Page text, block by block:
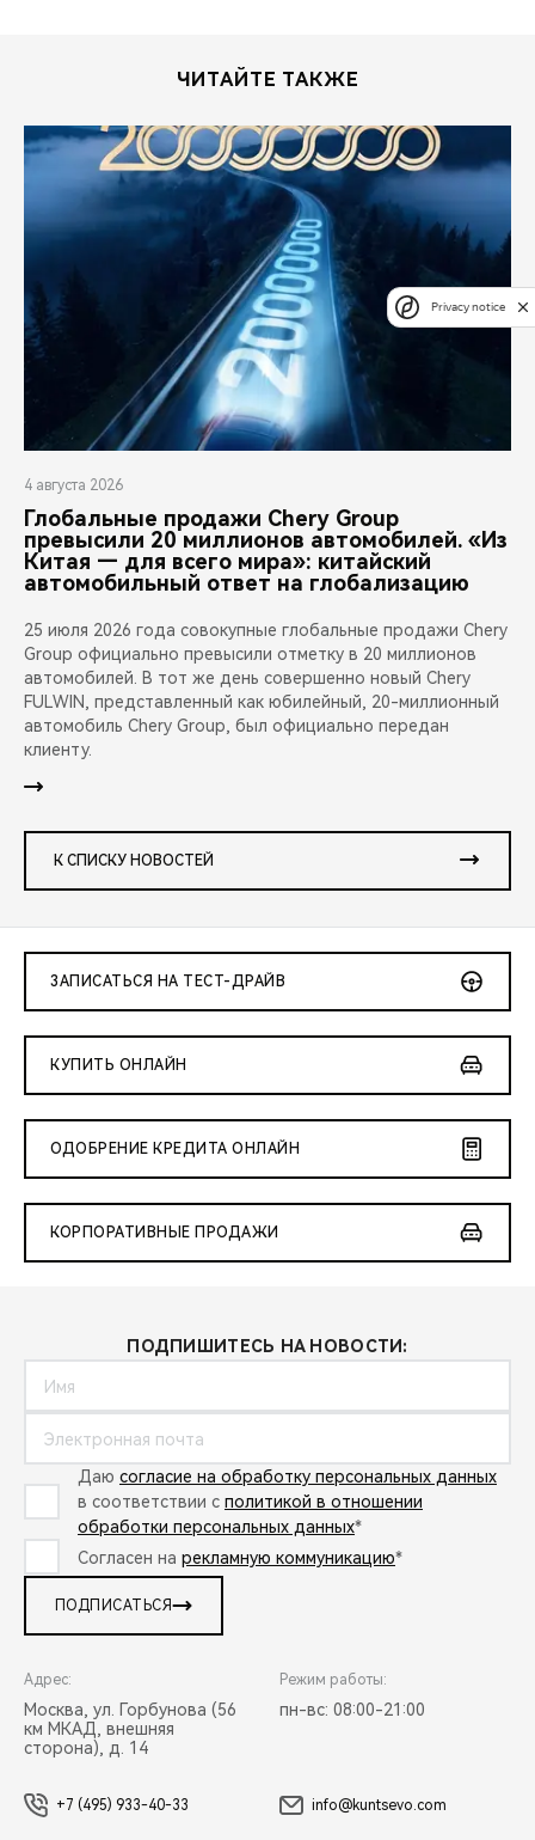
ЧИТАЙТЕ ТАКЖЕ
4 августа 2026
Глобальные продажи Chery Group
превысили 20 миллионов автомобилей. «Из
Китая — для всего мира»: китайский
автомобильный ответ на глобализацию
25 июля 2026 года совокупные глобальные продажи Chery
Group официально превысили отметку в 20 миллионов
автомобилей. В тот же день совершенно новый Chery
FULWIN, представленный как юбилейный, 20-миллионный
автомобиль Chery Group, был официально передан
клиенту.
К СПИСКУ НОВОСТЕЙ
ЗАПИСАТЬСЯ НА ТЕСТ-ДРАЙВ
КУПИТЬ ОНЛАЙН
ОДОБРЕНИЕ КРЕДИТА ОНЛАЙН
КОРПОРАТИВНЫЕ ПРОДАЖИ
ПОДПИШИТЕСЬ НА НОВОСТИ:
Даю согласие на обработку персональных данных
в соответствии с политикой в отношении
обработки персональных данных*
Согласен на рекламную коммуникацию*
ПОДПИСАТЬСЯ
Адрес:
Москва, ул. Горбунова (56
км МКАД, внешняя
сторона), д. 14
Режим работы:
пн-вс: 08:00-21:00
+7 (495) 933-40-33 info@kuntsevo.com
Privacy notice